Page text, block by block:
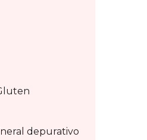
depurativo